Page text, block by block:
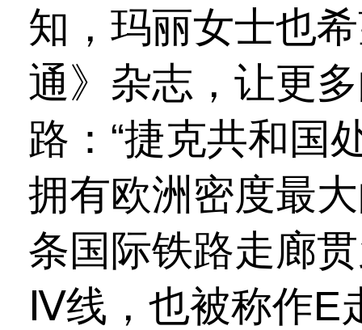
知，玛丽女士也
通》杂志，让更
路：“捷克共和国
拥有欧洲密度最
条国际铁路走廊
Ⅳ线，也被称作E